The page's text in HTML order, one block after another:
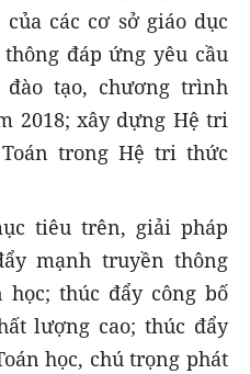
các cơ sở giáo dục
đáp ứng yêu cầu
tạo, chương trình
2018; xây dựng Hệ tri
trong Hệ tri thức
tiêu trên, giải pháp
mạnh truyền thông
thúc đẩy công bố
lượng cao; thúc đẩy
học, chú trọng phát